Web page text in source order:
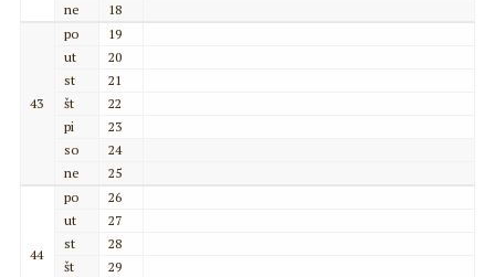
ne
18
43
po
19
ut
20
st
21
št
22
pi
23
so
24
ne
25
44
po
26
ut
27
st
28
št
29